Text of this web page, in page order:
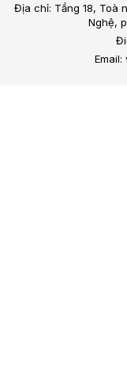
Địa chỉ: Tầng 18, Toà
Nghệ,